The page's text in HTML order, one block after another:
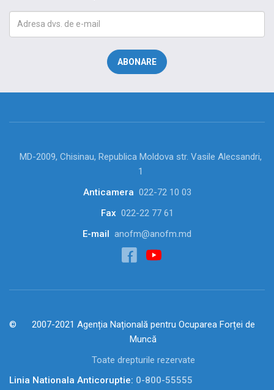
MD-2009, Chisinau, Republica Moldova str. Vasile Alecsandri,
1
Anticamera 022-72 10 03
Fax 022-22 77 61
E-mail anofm@anofm.md
2007-2021 Agenția Națională pentru Ocuparea Forței de
Muncă
Toate drepturile rezervate
Linia Nationala Anticoruptie: 0-800-55555